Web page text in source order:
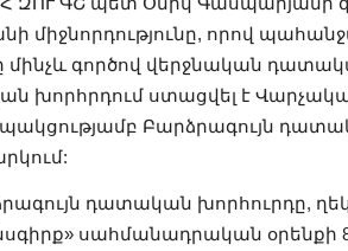
միջնորդությունը, որով
գործով վերջնական
խորհրդում ստացվել է
Բարձրագույն
դատական խորհուրդը,
սահմանադրական օրենքի